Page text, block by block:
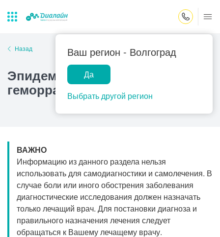
Ваш регион - Волгоград
Да
Выбрать другой регион
Лаборатории
Центр помощи
на дому
Закрыть поиск
Популярные запросы
Прием гинеколога
Прием гастроэнтеролога
Прием офтальмолога
Прием уролога
Прием хирурга
Прием кардиолога
Назад
Эпидемический
геморрагический конъюнктивит
ВАЖНО
Информацию из данного раздела нельзя
использовать для самодиагностики и самолечения. В
случае боли или иного обострения заболевания
диагностические исследования должен назначать
только лечащий врач. Для постановки диагноза и
правильного назначения лечения следует
обращаться к Вашему лечащему врачу.